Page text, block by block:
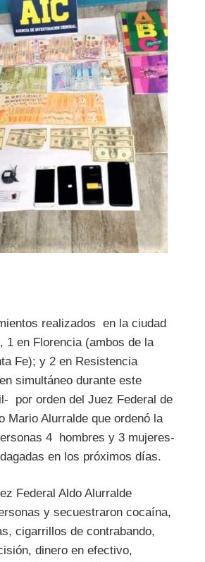
realizados en la ciudad
1 en Florencia (ambos de la
Fe); y 2 en Resistencia
simultáneo durante este
por orden del Juez Federal de
Mario Alurralde que ordenó la
4 hombres y 3 mujeres-
en los próximos días.
Federal Aldo Alurralde
y secuestraron cocaína,
cigarrillos de contrabando,
dinero en efectivo,